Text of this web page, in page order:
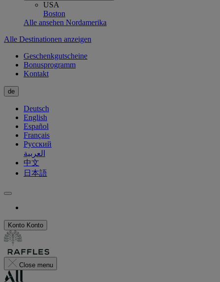
USA
Boston
Alle ansehen Nordamerika
Alle Destinationen anzeigen
Geschenkgutscheine
Bonusprogramm
Kontakt
de
Deutsch
English
Español
Français
Русский
العربية
中文
日本語
Konto Konto
Close menu